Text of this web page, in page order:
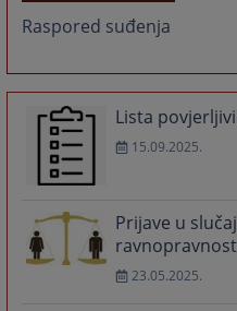
Raspored suđenja
Lista
15.09.2025.
Prijave u
23.05.2025.